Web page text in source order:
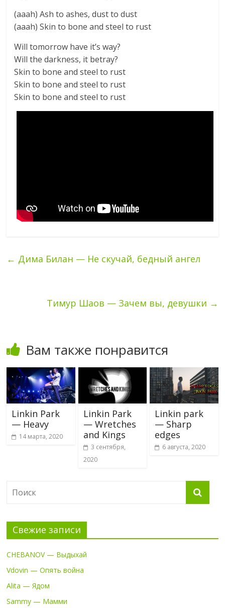
(aaah) Ash to ashes, dust to dust
(aaah) Skin to bone and steel to rust
Will tomorrow have it’s way?
Will the darkness, it betray?
Skin to bone and steel to rust
Skin to bone and steel to rust
Skin to bone and steel to rust
← Дима Билан — Не скучай, бедный ангел
Тимур Шаов — Зачем вы, девушки →
Вам также понравится
Linkin Park
— Heavy
14 марта, 2020
Linkin Park
— Wretches
and Kings
3 сентября,
2020
Linkin park
— Sharp
edges
6 августа, 2020
Свежие записи
CHEBANOV — Выдыхай
Vdovin — Опять война
Alita — Ядом
Sammy — Мамми